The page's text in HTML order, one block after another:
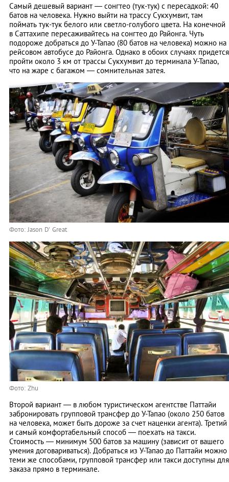
Самый дешевый вариант — сонгтео (тук-тук) с пересадкой: 40
батов на человека. Нужно выйти на трассу Сукхумвит, там
поймать тук-тук белого или светло-голубого цвета. На конечной
в Саттахипе пересаживайтесь на сонгтео до Районга. Чуть
подороже добраться до У-Тапао (80 батов на человека) можно на
рейсовом автобусе до Районга. Однако в обоих случаях придется
пройти около 3 км от трассы Сукхумвит до терминала У-Тапао,
что на жаре с багажом — сомнительная затея.
Фото: Jason D' Great
Фото: Zhu
Второй вариант — в любом туристическом агентстве Паттайи
забронировать групповой трансфер до У-Тапао (около 250 батов
на человека, может быть дороже за счет наценки агента). Третий
и самый комфортабельный способ — поехать на такси.
Стоимость — минимум 500 батов за машину (зависит от вашего
умения договариваться). Добраться из У-Тапао до Паттайи можно
теми же способами, групповой трансфер или такси доступны для
заказа прямо в терминале.